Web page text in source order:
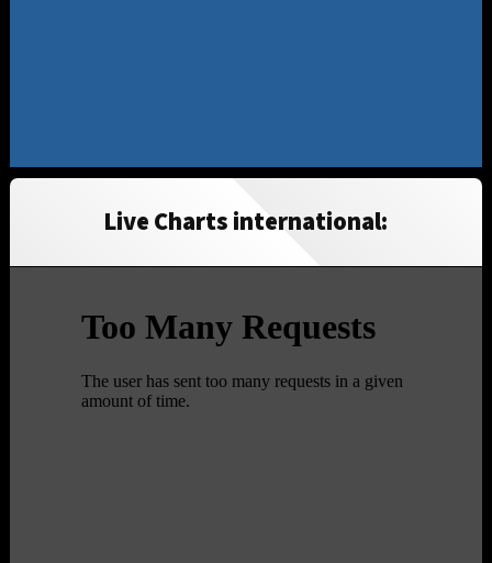
Live Charts international: